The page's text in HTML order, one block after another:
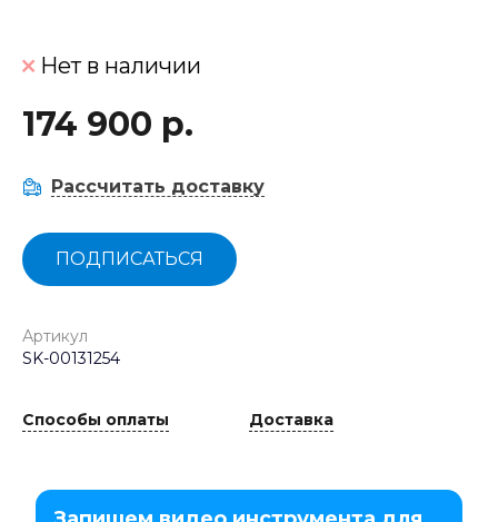
Нет в наличии
174 900 р.
Рассчитать доставку
ПОДПИСАТЬСЯ
Артикул
SK-00131254
Способы оплаты Доставка